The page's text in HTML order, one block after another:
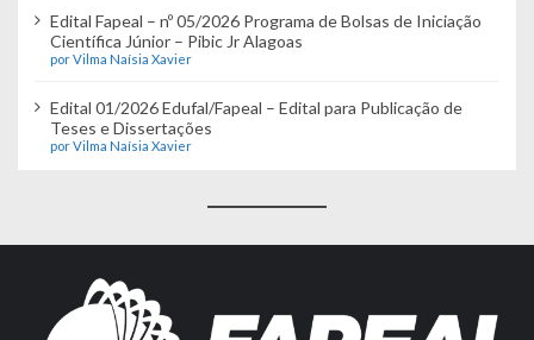
o
t
Edital Fapeal – nº 05/2026 Programa de Bolsas de Iniciação
Científica Júnior – Pibic Jr Alagoas
por Vilma Naísia Xavier
Edital 01/2026 Edufal/Fapeal – Edital para Publicação de
Teses e Dissertações
por Vilma Naísia Xavier